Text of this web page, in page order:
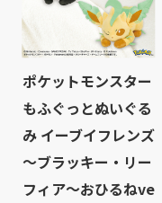
ポケットモンスター
もふぐっとぬいぐる
み イーブイフレンズ
～ブラッキー・リー
フィア～おひるねve